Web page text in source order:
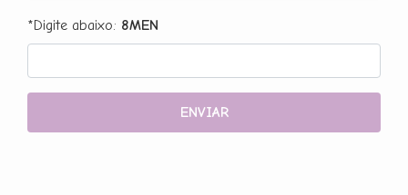
*Digite abaixo: 8MEN
ENVIAR